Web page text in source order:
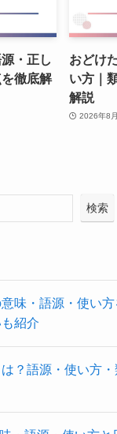
・正し
徹底解
おどけ
い方｜
解説
2026年8
検索
味・語源・使い
紹介
？語源・使い方